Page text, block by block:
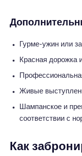
Гурме-ужин или
Красная дорожка
Живые
Шампанское и
соответствии с
Как